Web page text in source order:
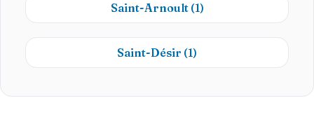
Saint-Arnoult (1)
Saint-Désir (1)